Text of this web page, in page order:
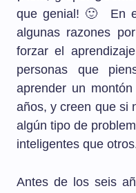
que genial! 🙂 En
algunas razones
forzar el
personas que
aprender un
años, y creen que si
algún tipo de
inteligentes que
Antes de los seis